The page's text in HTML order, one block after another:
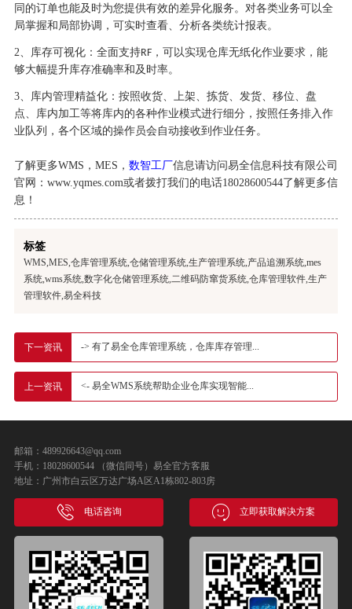
同的订单也能及时为您提供有效的差异化服务。对各类业务可以全
局掌握和局部协调，可实时查看、分析各类统计报表。
2 、库存可视化：全面支持RF，可以实现仓库无纸化作业要求，能
够大幅提升库存准确率和及时率。
3、库内管理精益化：按照收货、上架、拣货、发货、移位、盘
点、库内加工等将库内的各种作业模式进行细分，按照任务排入作
业队列，各个区域的操作员会自动接收到作业任务。
了解更多WMS，MES， 数智工厂信息请访问易全信息科技有限公司
官网：www.yqmes.com或者拨打我们的电话18028600544了解更多信
息！
标签
WMS,MES,仓库管理系统,仓储管理系统,生产管理系统,产品追溯系统,mes
系统,wms系统,数字化仓储管理系统,二维码防窜货系统,仓库管理软件,生产
管理软件,易全科技
下一资讯 -> 有了易全仓库管理系统，仓库库存管理...
上一资讯 <- 易全WMS系统帮助企业仓库实现智能...
邮箱：489926643@qq.com
手机：18028600544 （微信同号）易全官方客服
地址：广州市白云区万达广场A区A1栋802-803房
电话咨询 立即获取解决方案